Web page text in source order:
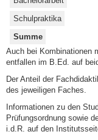
Schulpraktika
Summe
Auch bei Kombinationen
entfallen im B.Ed. auf
Der Anteil der
des jeweiligen Faches.
Informationen zu den
Prüfungsordnung sowie
i.d.R. auf den